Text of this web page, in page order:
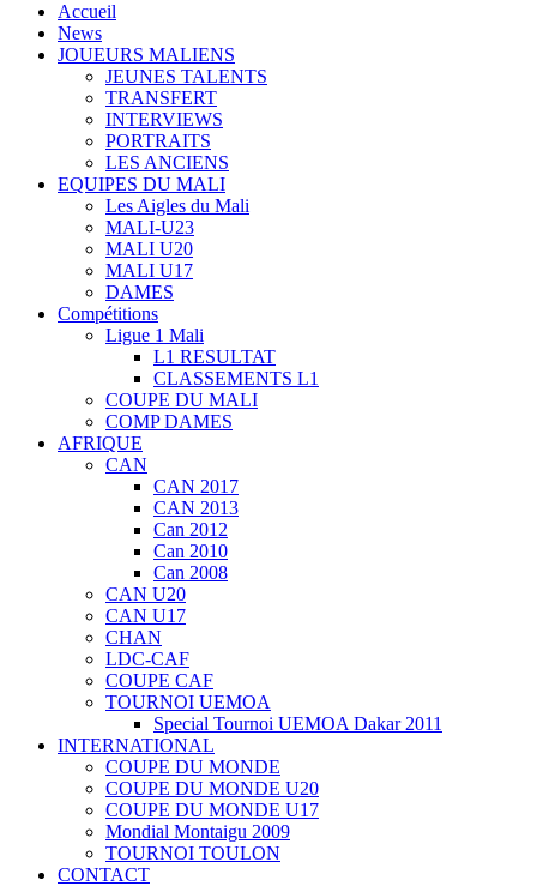
Accueil
News
JOUEURS MALIENS
JEUNES TALENTS
TRANSFERT
INTERVIEWS
PORTRAITS
LES ANCIENS
EQUIPES DU MALI
Les Aigles du Mali
MALI-U23
MALI U20
MALI U17
DAMES
Compétitions
Ligue 1 Mali
L1 RESULTAT
CLASSEMENTS L1
COUPE DU MALI
COMP DAMES
AFRIQUE
CAN
CAN 2017
CAN 2013
Can 2012
Can 2010
Can 2008
CAN U20
CAN U17
CHAN
LDC-CAF
COUPE CAF
TOURNOI UEMOA
Special Tournoi UEMOA Dakar 2011
INTERNATIONAL
COUPE DU MONDE
COUPE DU MONDE U20
COUPE DU MONDE U17
Mondial Montaigu 2009
TOURNOI TOULON
CONTACT